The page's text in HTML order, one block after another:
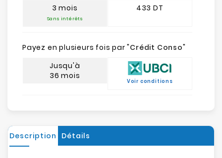
3 mois
Sans intérêts
433 DT
Payez en plusieurs fois par "Crédit Conso"
Jusqu'à
36 mois
Voir conditions
Description Détails